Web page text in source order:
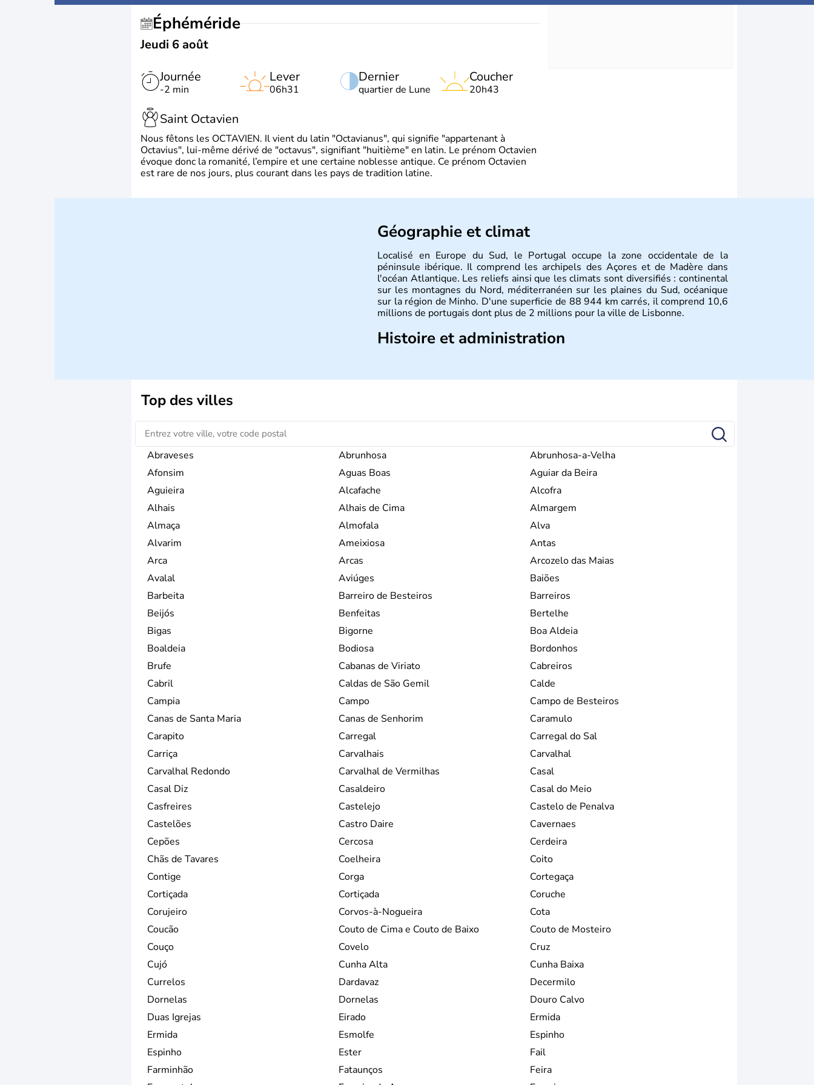
Éphéméride
Jeudi 6 août
Journée
-2 min
Dernier
quartier de Lune
Lever
06h31
Coucher
20h43
Saint Octavien
Nous fêtons les OCTAVIEN. Il vient du latin "Octavianus", qui signifie "appartenant à
Octavius", lui-même dérivé de "octavus", signifiant "huitième" en latin. Le prénom Octavien
évoque donc la romanité, l’empire et une certaine noblesse antique. Ce prénom Octavien
est rare de nos jours, plus courant dans les pays de tradition latine.
Géographie et climat
Localisé en Europe du Sud, le Portugal occupe la zone occidentale de la
péninsule ibérique. Il comprend les archipels des Açores et de Madère dans
l'océan Atlantique. Les reliefs ainsi que les climats sont diversifiés : continental
sur les montagnes du Nord, méditerranéen sur les plaines du Sud, océanique
sur la région de Minho. D'une superficie de 88 944 km carrés, il comprend 10,6
millions de portugais dont plus de 2 millions pour la ville de Lisbonne.
Histoire et administration
instaurée. Dictature de 1926 à 1974, il devient membre de l'Union Européenne
Top des villes
Abraveses Abrunhosa
Abrunhosa-a-Velha
Afonsim
Aguas Boas
Aguiar da Beira
Aguieira
Alcafache
Alcofra
Alhais
Alhais de Cima
Almargem
Almaça
Almofala
Alva
Alvarim
Ameixiosa
Antas
Arca
Arcas
Arcozelo das Maias
Avalal
Aviúges
Baiões
Barbeita
Barreiro de Besteiros
Barreiros
Beijós
Benfeitas
Bertelhe
Bigas
Bigorne
Boa Aldeia
Boaldeia
Bodiosa
Bordonhos
Brufe
Cabanas de Viriato
Cabreiros
Cabril
Caldas de São Gemil
Calde
Campia
Campo
Campo de Besteiros
Canas de Santa Maria
Canas de Senhorim
Caramulo
Carapito
Carregal
Carregal do Sal
Carriça
Carvalhais
Carvalhal
Carvalhal Redondo
Carvalhal de Vermilhas
Casal
Casal Diz
Casaldeiro
Casal do Meio
Casfreires
Castelejo
Castelo de Penalva
Castelões
Castro Daire
Cavernaes
Cepões
Cercosa
Cerdeira
Chãs de Tavares
Coelheira
Coito
Contige
Corga
Cortegaça
Cortiçada
Cortiçada
Coruche
Corujeiro
Corvos-à-Nogueira
Cota
Coucão
Couto de Cima e Couto de Baixo
Couto de Mosteiro
Couço
Covelo
Cruz
Cujó
Cunha Alta
Cunha Baixa
Currelos
Dardavaz
Decermilo
Dornelas
Dornelas
Douro Calvo
Duas Igrejas
Eirado
Ermida
Ermida
Esmolfe
Espinho
Espinho
Ester
Fail
Farminhão
Fataunços
Feira